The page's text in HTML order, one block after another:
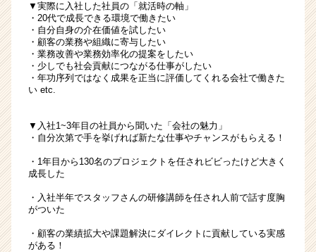
▼実際に入社した社員の「就活時の軸」
・20代で成長できる環境で働きたい
・自分自身の介在価値を試したい
・顧客の業務や組織に寄与したい
・業務改善や業務効率化の提案をしたい
・少しでも社会貢献につながる仕事がしたい
・年功序列ではなく成果を正当に評価してくれる会社で働きた
い etc.
▼入社1~3年目の社員から聞いた「会社の魅力」
・自分次第で手を挙げれば新たな仕事やチャンスがもらえる！
・1年目から130名のプロジェクトを任されビビったけど大きく
成長した
・入社半年でスタッフさんの研修講師を任され人前で話す度胸
がついた
・顧客の業績拡大や課題解決にダイレクトに貢献している実感
がある！